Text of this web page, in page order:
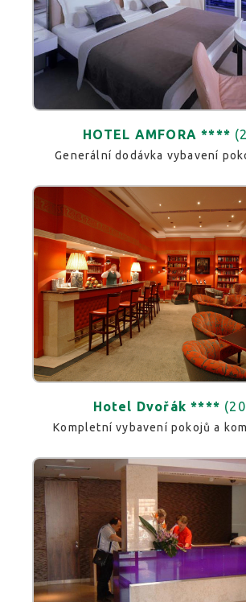
HOTEL AMFORA ****
Generální dodávka vybavení
Hotel Dvořák ****
Kompletní vybavení pokojů a